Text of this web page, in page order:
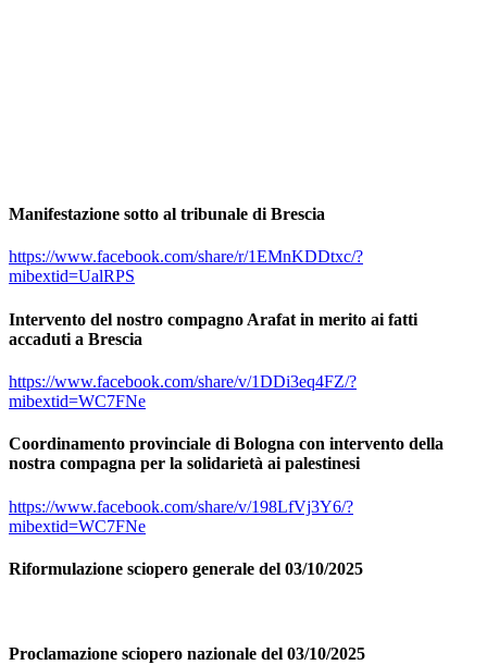
Manifestazione sotto al tribunale di Brescia
https://www.facebook.com/share/r/1EMnKDDtxc/?
mibextid=UalRPS
Intervento del nostro compagno Arafat in merito ai fatti
accaduti a Brescia
https://www.facebook.com/share/v/1DDi3eq4FZ/?
mibextid=WC7FNe
Coordinamento provinciale di Bologna con intervento della
nostra compagna per la solidarietà ai palestinesi
https://www.facebook.com/share/v/198LfVj3Y6/?
mibextid=WC7FNe
Riformulazione sciopero generale del 03/10/2025
Proclamazione sciopero nazionale del 03/10/2025